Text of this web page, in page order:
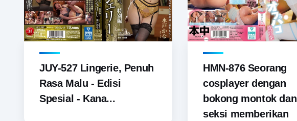
JUY-527 Lingerie, Penuh
Rasa Malu - Edisi
Spesial - Kana...
HMN-876 Seorang
cosplayer dengan
bokong montok dan
seksi memberikan